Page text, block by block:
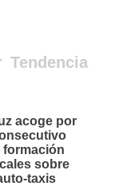
Tendencia
acoge por
formación
sobre
taxis